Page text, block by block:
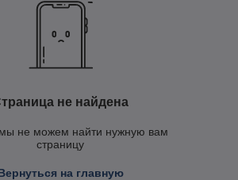
не найдена
не можем найти нужную вам
страницу
на главную